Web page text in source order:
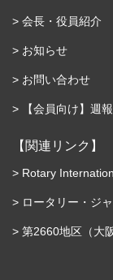
会長・役員紹介
お知らせ
お問い合わせ
【会員向け】週報
【関連リンク】
Rotary
ロータリー・ジ
第2660地区（大